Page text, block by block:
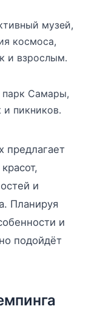
музей,
космоса,
и взрослым.
Самары,
и пикников.
предлагает
и
Планируя
и
подойдёт